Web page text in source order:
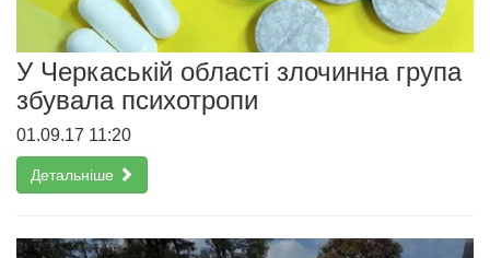
У Черкаській області злочинна група
збувала психотропи
01.09.17 11:20
Детальніше